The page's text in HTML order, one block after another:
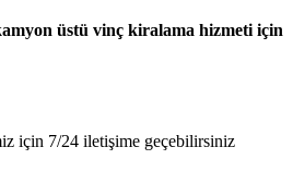
üstü vinç kiralama hizmeti için
için 7/24 iletişime geçebilirsiniz